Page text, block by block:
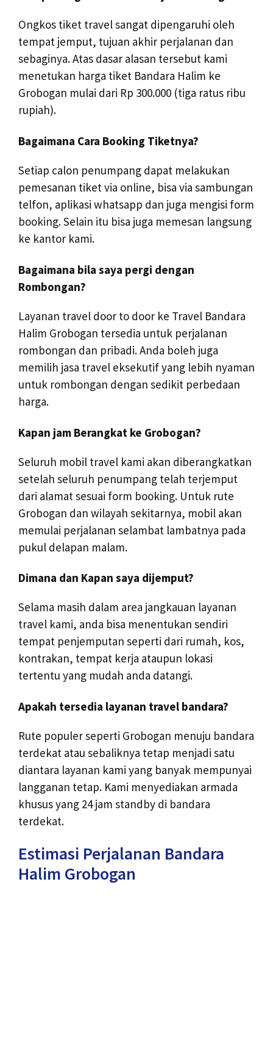
Ongkos tiket travel sangat dipengaruhi oleh
tempat jemput, tujuan akhir perjalanan dan
sebaginya. Atas dasar alasan tersebut kami
menetukan harga tiket Bandara Halim ke
Grobogan mulai dari Rp 300.000 (tiga ratus ribu
rupiah).
Bagaimana Cara Booking Tiketnya?
Setiap calon penumpang dapat melakukan
pemesanan tiket via online, bisa via sambungan
telfon, aplikasi whatsapp dan juga mengisi form
booking. Selain itu bisa juga memesan langsung
ke kantor kami.
Bagaimana bila saya pergi dengan
Rombongan?
Layanan travel door to door ke Travel Bandara
Halim Grobogan tersedia untuk perjalanan
rombongan dan pribadi. Anda boleh juga
memilih jasa travel eksekutif yang lebih nyaman
untuk rombongan dengan sedikit perbedaan
harga.
Kapan jam Berangkat ke Grobogan?
Seluruh mobil travel kami akan diberangkatkan
setelah seluruh penumpang telah terjemput
dari alamat sesuai form booking. Untuk rute
Grobogan dan wilayah sekitarnya, mobil akan
memulai perjalanan selambat lambatnya pada
pukul delapan malam.
Dimana dan Kapan saya dijemput?
Selama masih dalam area jangkauan layanan
travel kami, anda bisa menentukan sendiri
tempat penjemputan seperti dari rumah, kos,
kontrakan, tempat kerja ataupun lokasi
tertentu yang mudah anda datangi.
Apakah tersedia layanan travel bandara?
Rute populer seperti Grobogan menuju bandara
terdekat atau sebaliknya tetap menjadi satu
diantara layanan kami yang banyak mempunyai
langganan tetap. Kami menyediakan armada
khusus yang 24 jam standby di bandara
terdekat.
Estimasi Perjalanan Bandara
Halim Grobogan